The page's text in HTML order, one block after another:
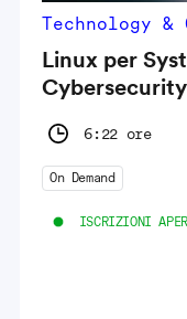
Technology &
Linux per
Cybersecurity
6:22 ore
On Demand
ISCRIZIONI